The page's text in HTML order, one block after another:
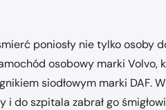
poniosły nie tylko osoby
osobowy marki Volvo,
siodłowym marki DAF.
do szpitala zabrał go